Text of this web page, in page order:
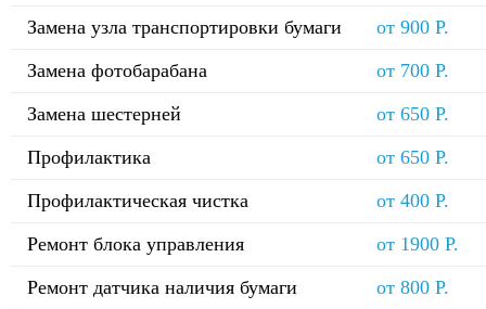
Замена узла транспортировки бумаги
от 900 Р.
Замена фотобарабана
от 700 Р.
Замена шестерней
от 650 Р.
Профилактика
от 650 Р.
Профилактическая чистка
от 400 Р.
Ремонт блока управления
от 1900 Р.
Ремонт датчика наличия бумаги
от 800 Р.